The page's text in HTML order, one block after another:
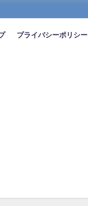
プライバシーポリシー